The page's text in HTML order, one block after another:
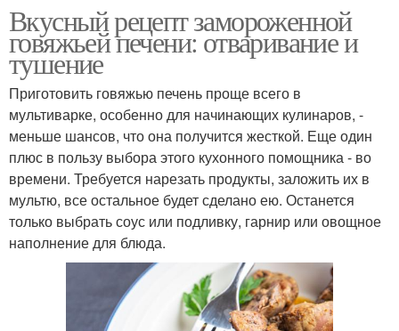
Вкусный рецепт замороженной
говяжьей печени: отваривание и
тушение
Приготовить говяжью печень проще всего в
мультиварке, особенно для начинающих кулинаров, -
меньше шансов, что она получится жесткой. Еще один
плюс в пользу выбора этого кухонного помощника - во
времени. Требуется нарезать продукты, заложить их в
мультю, все остальное будет сделано ею. Останется
только выбрать соус или подливку, гарнир или овощное
наполнение для блюда.